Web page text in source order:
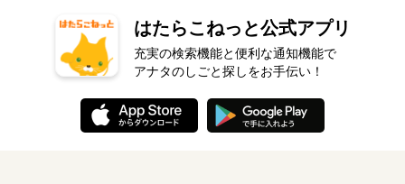
はたらこねっと公式アプリ
充実の検索機能と便利な通知機能で
アナタのしごと探しをお手伝い！